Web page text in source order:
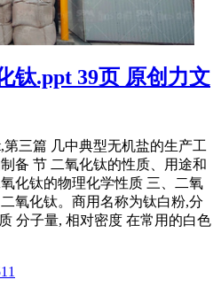
钛.ppt 39页 原创力文
三篇 几中典型无机盐的生产工
备 节 二氧化钛的性质、用途和
化钛的物理化学性质 三、二氧
氧化钛。商用名称为钛白粉,分
分子量, 相对密度 在常用的白色